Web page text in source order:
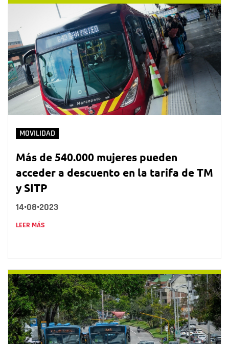
MOVILIDAD
Más de 540.000 mujeres pueden
acceder a descuento en la tarifa de TM
y SITP
14•08•2023
LEER MÁS